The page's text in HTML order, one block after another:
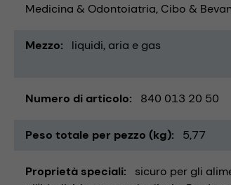
Medicina & Odontoiatria Cibo &
Mezzo liquidi aria e gas
Numero di articolo 840 013 20 50
Peso totale per pezzo (kg) 5,77
Proprietà speciali sicuro per gli